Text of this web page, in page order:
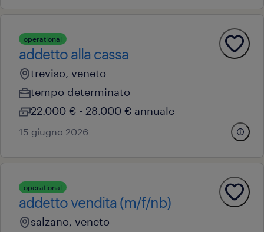
operational
addetto alla cassa
treviso, veneto
tempo determinato
22.000 € - 28.000 € annuale
15 giugno 2026
operational
addetto vendita (m/f/nb)
salzano, veneto